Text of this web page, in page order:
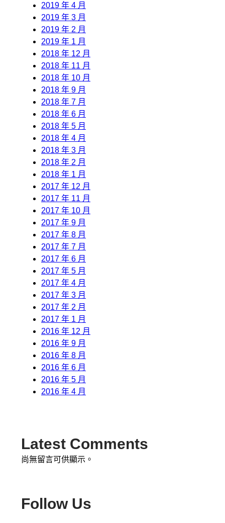
2019 年 4 月
2019 年 3 月
2019 年 2 月
2019 年 1 月
2018 年 12 月
2018 年 11 月
2018 年 10 月
2018 年 9 月
2018 年 7 月
2018 年 6 月
2018 年 5 月
2018 年 4 月
2018 年 3 月
2018 年 2 月
2018 年 1 月
2017 年 12 月
2017 年 11 月
2017 年 10 月
2017 年 9 月
2017 年 8 月
2017 年 7 月
2017 年 6 月
2017 年 5 月
2017 年 4 月
2017 年 3 月
2017 年 2 月
2017 年 1 月
2016 年 12 月
2016 年 9 月
2016 年 8 月
2016 年 6 月
2016 年 5 月
2016 年 4 月
Latest Comments
尚無留言可供顯示。
Follow Us